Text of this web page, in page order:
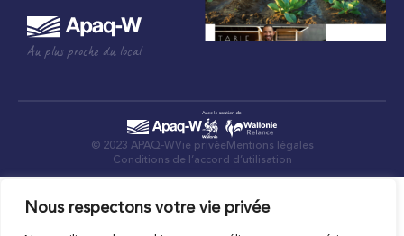
Nous respectons votre vie privée
Au plus proche du local
© 2023 APAQ-WVie privée Mentions légales
Conditions de l’accord d’utilisation